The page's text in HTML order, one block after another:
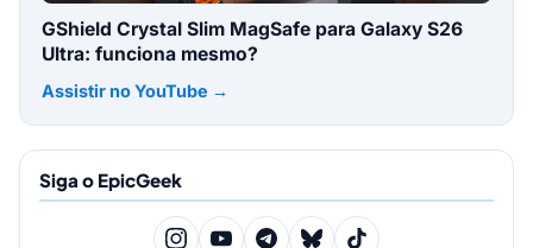
GShield Crystal Slim MagSafe para Galaxy S26
Ultra: funciona mesmo?
Assistir no YouTube →
Siga o EpicGeek